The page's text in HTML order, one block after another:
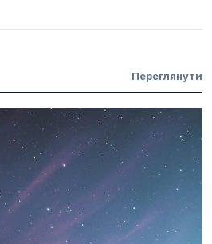
Переглянути